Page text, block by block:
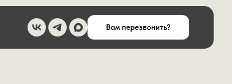
Вам перезвонить?